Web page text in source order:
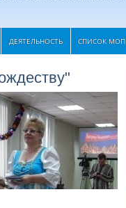
ДЕЯТЕЛЬНОСТЬ СПИСОК МОП